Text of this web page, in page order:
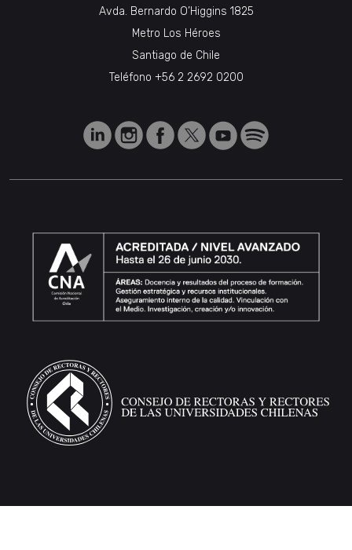
Avda. Bernardo O’Higgins 1825
Metro Los Héroes
Santiago de Chile
Teléfono +56 2 2692 0200